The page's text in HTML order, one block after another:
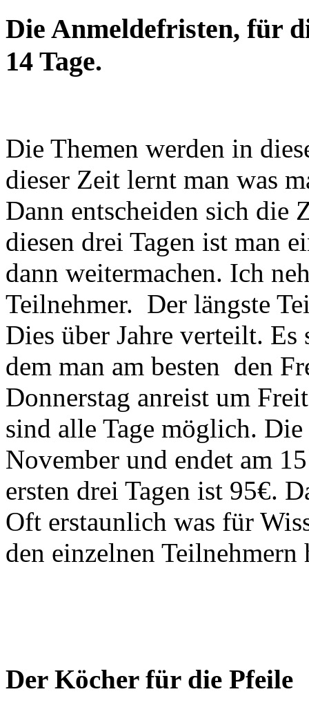
Die Anmeldefristen, für
14 Tage.
Die Themen werden in
dieser Zeit lernt man was
Dann entscheiden sich die
diesen drei Tagen ist man
dann weitermachen. Ich
Teilnehmer. Der längste
Dies über Jahre verteilt. Es
dem man am besten den
Donnerstag anreist um
sind alle Tage möglich.
November und endet am
ersten drei Tagen ist 95€.
Oft erstaunlich was für
den einzelnen Teilnehmern
Der Köcher für die Pfeile